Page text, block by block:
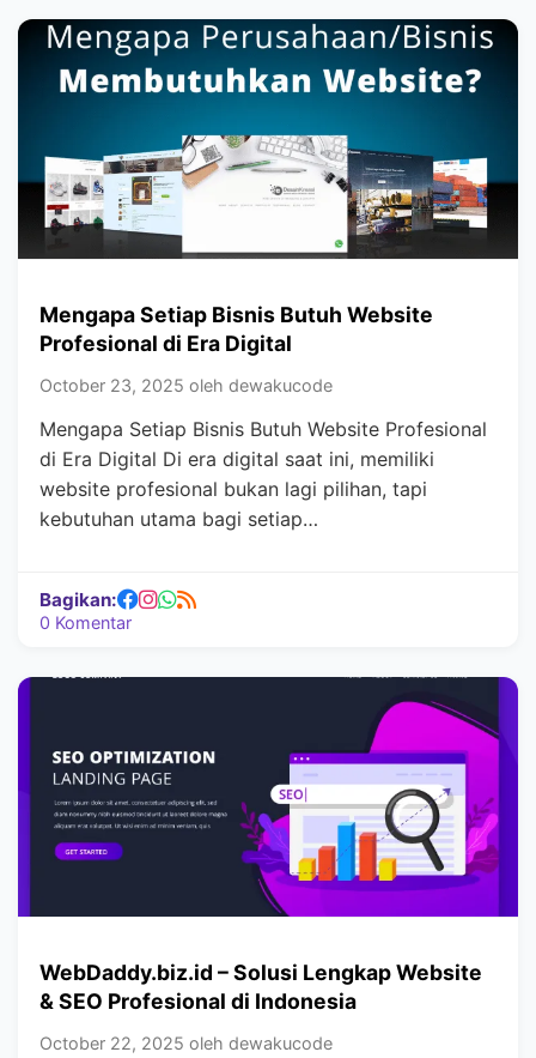
Mengapa Setiap Bisnis Butuh Website
Profesional di Era Digital
October 23, 2025 oleh dewakucode
Mengapa Setiap Bisnis Butuh Website Profesional
di Era Digital Di era digital saat ini, memiliki
website profesional bukan lagi pilihan, tapi
kebutuhan utama bagi setiap…
Bagikan:
0 Komentar
WebDaddy.biz.id – Solusi Lengkap Website
& SEO Profesional di Indonesia
October 22, 2025 oleh dewakucode